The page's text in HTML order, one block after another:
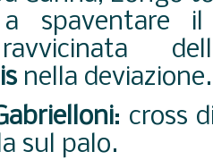
spaventare
ravvicinata
nella
: cross
sul palo.